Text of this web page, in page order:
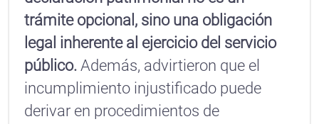
trámite opcional, sino una obligación
legal inherente al ejercicio del servicio
público. Además, advirtieron que el
incumplimiento injustificado puede
derivar en procedimientos de